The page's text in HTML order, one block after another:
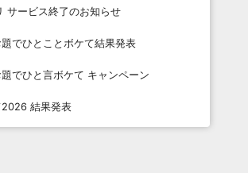
サービス終了のお知らせ
でひとことボケて結果発表
でひと言ボケて キャンペーン
結果発表